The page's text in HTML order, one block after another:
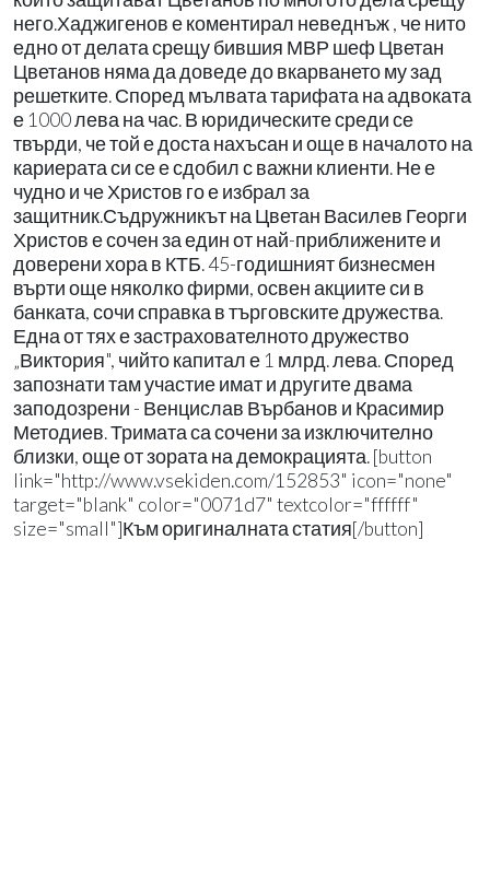
него.Хаджигенов е коментирал неведнъж , че нито
едно от делата срещу бившия МВР шеф Цветан
Цветанов няма да доведе до вкарването му зад
решетките. Според мълвата тарифата на адвоката
е 1000 лева на час. В юридическите среди се
твърди, че той е доста нахъсан и още в началото на
кариерата си се е сдобил с важни клиенти. Не е
чудно и че Христов го е избрал за
защитник.Съдружникът на Цветан Василев Георги
Христов е сочен за един от най-приближените и
доверени хора в КТБ. 45-годишният бизнесмен
върти още няколко фирми, освен акциите си в
банката, сочи справка в търговските дружества.
Една от тях е застрахователното дружество
„Виктория", чийто капитал е 1 млрд. лева. Според
запознати там участие имат и другите двама
заподозрени - Венцислав Върбанов и Красимир
Методиев. Тримата са сочени за изключително
близки, още от зората на демокрацията. [button
link="http://www.vsekiden.com/152853" icon="none"
target="blank" color="0071d7" textcolor="ffffff"
size="small"]Към оригиналната статия[/button]